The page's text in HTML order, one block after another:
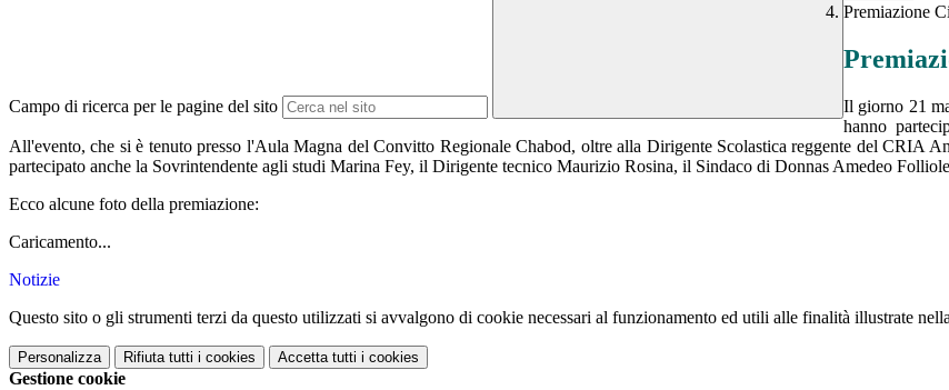
Campo di ricerca per le pagine del sito
Premiazione
Il giorno 21
hanno
All'evento, che si è tenuto presso l'Aula Magna del Convitto Regionale Chabod, oltre alla Dirigente Scolastica reggente del CRIA
partecipato anche la Sovrintendente agli studi Marina Fey, il Dirigente tecnico Maurizio Rosina, il Sindaco di Donnas Amedeo
Ecco alcune foto della premiazione:
Caricamento...
Notizie
Questo sito o gli strumenti terzi da questo utilizzati si avvalgono di cookie necessari al funzionamento ed utili alle finalità illustrate nella
Personalizza Rifiuta tutti i cookies Accetta tutti i cookies
Gestione cookie